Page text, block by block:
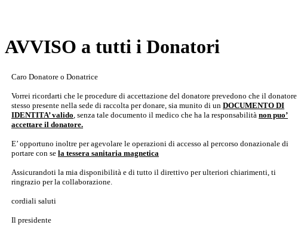
AVVISO a tutti i Donatori
Caro Donatore o Donatrice
Vorrei ricordarti che le procedure di accettazione del donatore prevedono che il donatore
stesso presente nella sede di raccolta per donare, sia munito di un DOCUMENTO DI
IDENTITA’ valido, senza tale documento il medico che ha la responsabilità non puo’
accettare il donatore.
E’ opportuno inoltre per agevolare le operazioni di accesso al percorso donazionale di
portare con se la tessera sanitaria magnetica
Assicurandoti la mia disponibilità e di tutto il direttivo per ulteriori chiarimenti, ti
ringrazio per la collaborazione.
cordiali saluti
Il presidente